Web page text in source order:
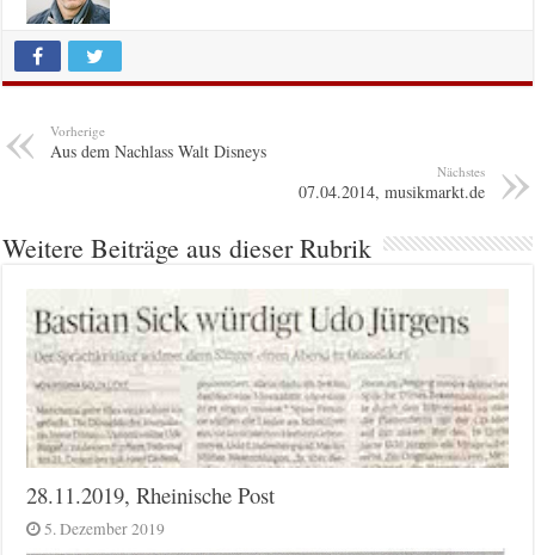
Vorherige
Aus dem Nachlass Walt Disneys
Nächstes
07.04.2014, musikmarkt.de
Weitere Beiträge aus dieser Rubrik
28.11.2019, Rheinische Post
5. Dezember 2019